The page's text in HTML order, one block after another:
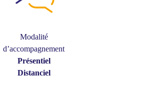
Modalité
d’accompagnement
Présentiel
Distanciel